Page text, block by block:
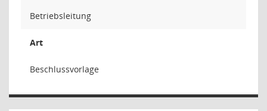
Betriebsleitung
Art
Beschlussvorlage